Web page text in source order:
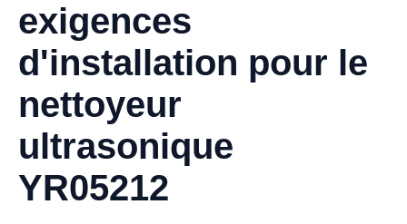
exigences
d'installation pour le
nettoyeur
ultrasonique
YR05212